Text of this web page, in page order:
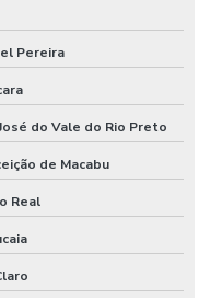
Pereira
do Vale do Rio Preto
de Macabu
Real